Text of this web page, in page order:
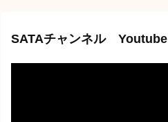
SATAチャンネル Youtube